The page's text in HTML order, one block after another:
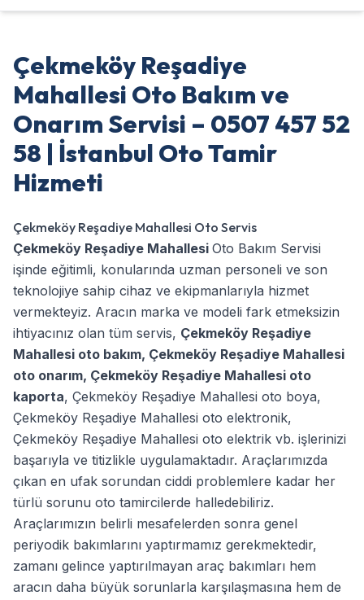
Çekmeköy Reşadiye
Mahallesi Oto Bakım ve
Onarım Servisi – 0507 457 52
58 | İstanbul Oto Tamir
Hizmeti
Çekmeköy Reşadiye Mahallesi Oto Servis
Çekmeköy Reşadiye Mahallesi Oto Bakım Servisi
işinde eğitimli, konularında uzman personeli ve son
teknolojiye sahip cihaz ve ekipmanlarıyla hizmet
vermekteyiz. Aracın marka ve modeli fark etmeksizin
ihtiyacınız olan tüm servis, Çekmeköy Reşadiye
Mahallesi oto bakım, Çekmeköy Reşadiye Mahallesi
oto onarım, Çekmeköy Reşadiye Mahallesi oto
kaporta, Çekmeköy Reşadiye Mahallesi oto boya,
Çekmeköy Reşadiye Mahallesi oto elektronik,
Çekmeköy Reşadiye Mahallesi oto elektrik vb. işlerinizi
başarıyla ve titizlikle uygulamaktadır. Araçlarımızda
çıkan en ufak sorundan ciddi problemlere kadar her
türlü sorunu oto tamircilerde halledebiliriz.
Araçlarımızın belirli mesafelerden sonra genel
periyodik bakımlarını yaptırmamız gerekmektedir,
zamanı gelince yaptırılmayan araç bakımları hem
aracın daha büyük sorunlarla karşılaşmasına hem de